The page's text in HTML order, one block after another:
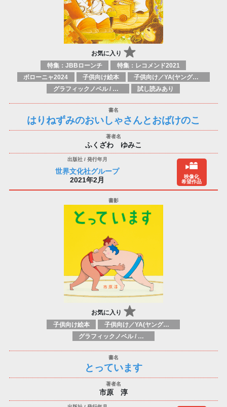
お気に入り
特集：JBBローンチ
特集：レコメンド2021
ボローニャ2024
子供向け絵本
子供向け／YA(ヤングアダルト)向け一般：芸術&芸術家
グラフィックノベル / コミックブック / 漫画：スタイル / 伝統
試し読みあり
はりねずみのおいしゃさんとおばけのこ
ふくざわ ゆみこ
世界文化社グループ
2021年2月
映像化
希望作品
お気に入り
子供向け絵本
子供向け／YA(ヤングアダルト)向け一般：芸術&芸術家
グラフィックノベル / コミックブック / 漫画：スタイル / 伝統
とっています
市原 淳